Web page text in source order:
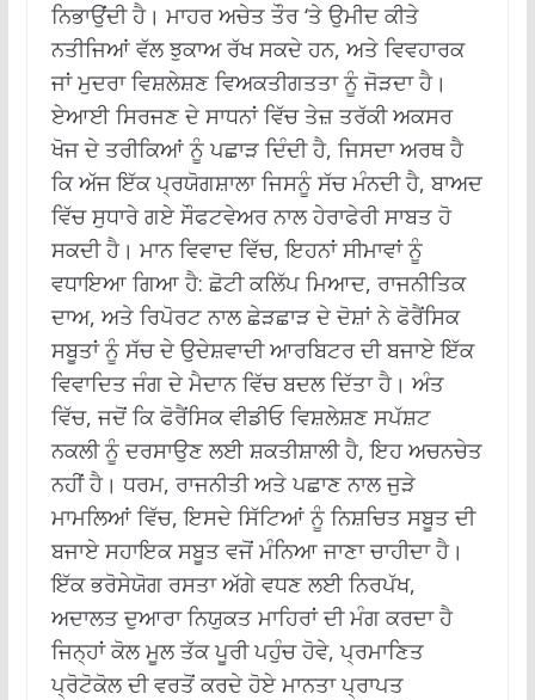
ਨਿਭਾਉਂਦੀ ਹੈ। ਮਾਹਰ ਅਚੇਤ ਤੌਰ ‘ਤੇ ਉਮੀਦ ਕੀਤੇ
ਨਤੀਜਿਆਂ ਵੱਲ ਝੁਕਾਅ ਰੱਖ ਸਕਦੇ ਹਨ, ਅਤੇ ਵਿਵਹਾਰਕ
ਜਾਂ ਮੁਦਰਾ ਵਿਸ਼ਲੇਸ਼ਣ ਵਿਅਕਤੀਗਤਤਾ ਨੂੰ ਜੋੜਦਾ ਹੈ।
ਏਆਈ ਸਿਰਜਣ ਦੇ ਸਾਧਨਾਂ ਵਿੱਚ ਤੇਜ਼ ਤਰੱਕੀ ਅਕਸਰ
ਖੋਜ ਦੇ ਤਰੀਕਿਆਂ ਨੂੰ ਪਛਾੜ ਦਿੰਦੀ ਹੈ, ਜਿਸਦਾ ਅਰਥ ਹੈ
ਕਿ ਅੱਜ ਇੱਕ ਪ੍ਰਯੋਗਸ਼ਾਲਾ ਜਿਸਨੂੰ ਸੱਚ ਮੰਨਦੀ ਹੈ, ਬਾਅਦ
ਵਿੱਚ ਸੁਧਾਰੇ ਗਏ ਸੌਫਟਵੇਅਰ ਨਾਲ ਹੇਰਾਫੇਰੀ ਸਾਬਤ ਹੋ
ਸਕਦੀ ਹੈ। ਮਾਨ ਵਿਵਾਦ ਵਿੱਚ, ਇਹਨਾਂ ਸੀਮਾਵਾਂ ਨੂੰ
ਵਧਾਇਆ ਗਿਆ ਹੈ: ਛੋਟੀ ਕਲਿੱਪ ਮਿਆਦ, ਰਾਜਨੀਤਿਕ
ਦਾਅ, ਅਤੇ ਰਿਪੋਰਟ ਨਾਲ ਛੇੜਛਾੜ ਦੇ ਦੋਸ਼ਾਂ ਨੇ ਫੋਰੈਂਸਿਕ
ਸਬੂਤਾਂ ਨੂੰ ਸੱਚ ਦੇ ਉਦੇਸ਼ਵਾਦੀ ਆਰਬਿਟਰ ਦੀ ਬਜਾਏ ਇੱਕ
ਵਿਵਾਦਿਤ ਜੰਗ ਦੇ ਮੈਦਾਨ ਵਿੱਚ ਬਦਲ ਦਿੱਤਾ ਹੈ। ਅੰਤ
ਵਿੱਚ, ਜਦੋਂ ਕਿ ਫੋਰੈਂਸਿਕ ਵੀਡੀਓ ਵਿਸ਼ਲੇਸ਼ਣ ਸਪੱਸ਼ਟ
ਨਕਲੀ ਨੂੰ ਦਰਸਾਉਣ ਲਈ ਸ਼ਕਤੀਸ਼ਾਲੀ ਹੈ, ਇਹ ਅਚਨਚੇਤ
ਨਹੀਂ ਹੈ। ਧਰਮ, ਰਾਜਨੀਤੀ ਅਤੇ ਪਛਾਣ ਨਾਲ ਜੁੜੇ
ਮਾਮਲਿਆਂ ਵਿੱਚ, ਇਸਦੇ ਸਿੱਟਿਆਂ ਨੂੰ ਨਿਸ਼ਚਿਤ ਸਬੂਤ ਦੀ
ਬਜਾਏ ਸਹਾਇਕ ਸਬੂਤ ਵਜੋਂ ਮੰਨਿਆ ਜਾਣਾ ਚਾਹੀਦਾ ਹੈ।
ਇੱਕ ਭਰੋਸੇਯੋਗ ਰਸਤਾ ਅੱਗੇ ਵਧਣ ਲਈ ਨਿਰਪੱਖ,
ਅਦਾਲਤ ਦੁਆਰਾ ਨਿਯੁਕਤ ਮਾਹਿਰਾਂ ਦੀ ਮੰਗ ਕਰਦਾ ਹੈ
ਜਿਨ੍ਹਾਂ ਕੋਲ ਮੂਲ ਤੱਕ ਪੂਰੀ ਪਹੁੰਚ ਹੋਵੇ, ਪ੍ਰਮਾਣਿਤ
ਪ੍ਰੋਟੋਕੋਲ ਦੀ ਵਰਤੋਂ ਕਰਦੇ ਹੋਏ ਮਾਨਤਾ ਪ੍ਰਾਪਤ